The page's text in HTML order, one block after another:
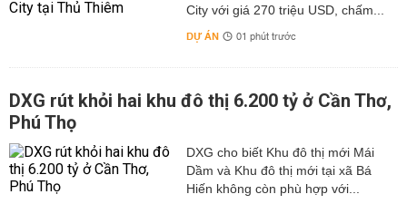
City với giá 270 triệu USD, chấm...
DỰ ÁN 01 phút trước
DXG rút khỏi hai khu đô thị 6.200 tỷ ở Cần Thơ,
Phú Thọ
DXG cho biết Khu đô thị mới Mái
Dầm và Khu đô thị mới tại xã Bá
Hiến không còn phù hợp với...